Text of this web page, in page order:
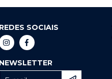
REDES SOCIAIS
NEWSLETTER